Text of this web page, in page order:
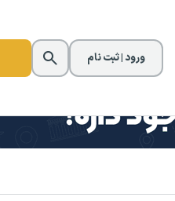
ورود | ثبت نام